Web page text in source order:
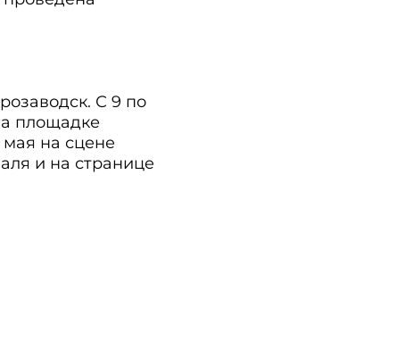
С 9 по
площадке
мая на сцене
и на странице